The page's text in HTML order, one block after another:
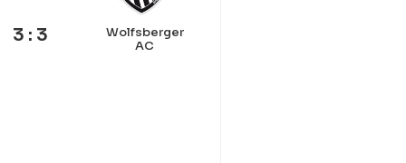
3 : 3
Wolfsberger
AC